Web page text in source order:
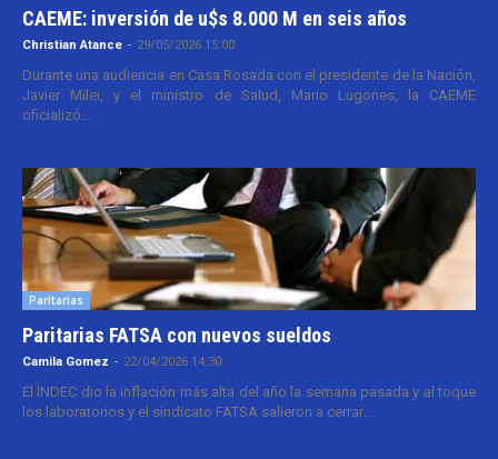
CAEME: inversión de u$s 8.000 M en seis años
Christian Atance - 29/05/2026 15:00
Durante una audiencia en Casa Rosada con el presidente de la Nación,
Javier Milei, y el ministro de Salud, Mario Lugones, la CAEME
oficializó...
Paritarias
Paritarias FATSA con nuevos sueldos
Camila Gomez - 22/04/2026 14:30
El INDEC dio la inflación más alta del año la semana pasada y al toque
los laboratorios y el sindicato FATSA salieron a cerrar...